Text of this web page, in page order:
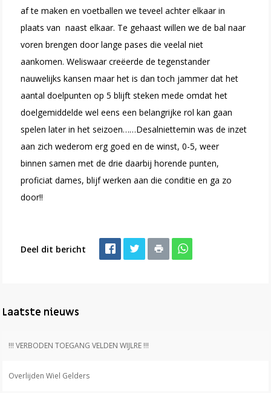
af te maken en voetballen we teveel achter elkaar in
plaats van naast elkaar. Te gehaast willen we de bal naar
voren brengen door lange pases die veelal niet
aankomen. Weliswaar creëerde de tegenstander
nauwelijks kansen maar het is dan toch jammer dat het
aantal doelpunten op 5 blijft steken mede omdat het
doelgemiddelde wel eens een belangrijke rol kan gaan
spelen later in het seizoen……Desalniettemin was de inzet
aan zich wederom erg goed en de winst, 0-5, weer
binnen samen met de drie daarbij horende punten,
proficiat dames, blijf werken aan die conditie en ga zo
door!!
Deel dit bericht
Laatste nieuws
!!! VERBODEN TOEGANG VELDEN WIJLRE !!!
Overlijden Wiel Gelders